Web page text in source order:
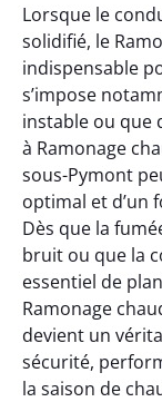
Lorsque le
solidifié, le
indispensable
s’impose
instable ou que
à Ramonage
sous-Pymont
optimal et d’un
Dès que la
bruit ou que la
essentiel de
Ramonage
devient un
sécurité,
la saison de